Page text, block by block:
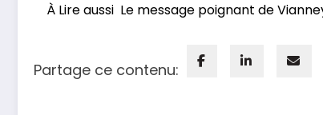
À Lire aussi Le message poignant de
Partage ce contenu: